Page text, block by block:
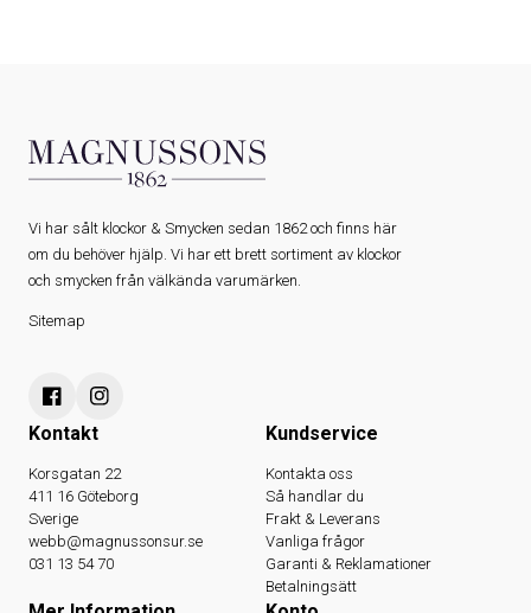
Vi har sålt klockor & Smycken sedan 1862 och finns här
om du behöver hjälp. Vi har ett brett sortiment av klockor
och smycken från välkända varumärken.
Sitemap
Kontakt
Korsgatan 22
411 16 Göteborg
Sverige
webb@magnussonsur.se
031 13 54 70
Kundservice
Kontakta oss
Så handlar du
Frakt & Leverans
Vanliga frågor
Garanti & Reklamationer
Betalningsätt